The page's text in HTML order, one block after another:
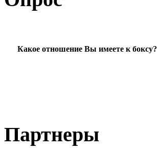
Какое отношение Вы имеете к боксу?
Партнеры